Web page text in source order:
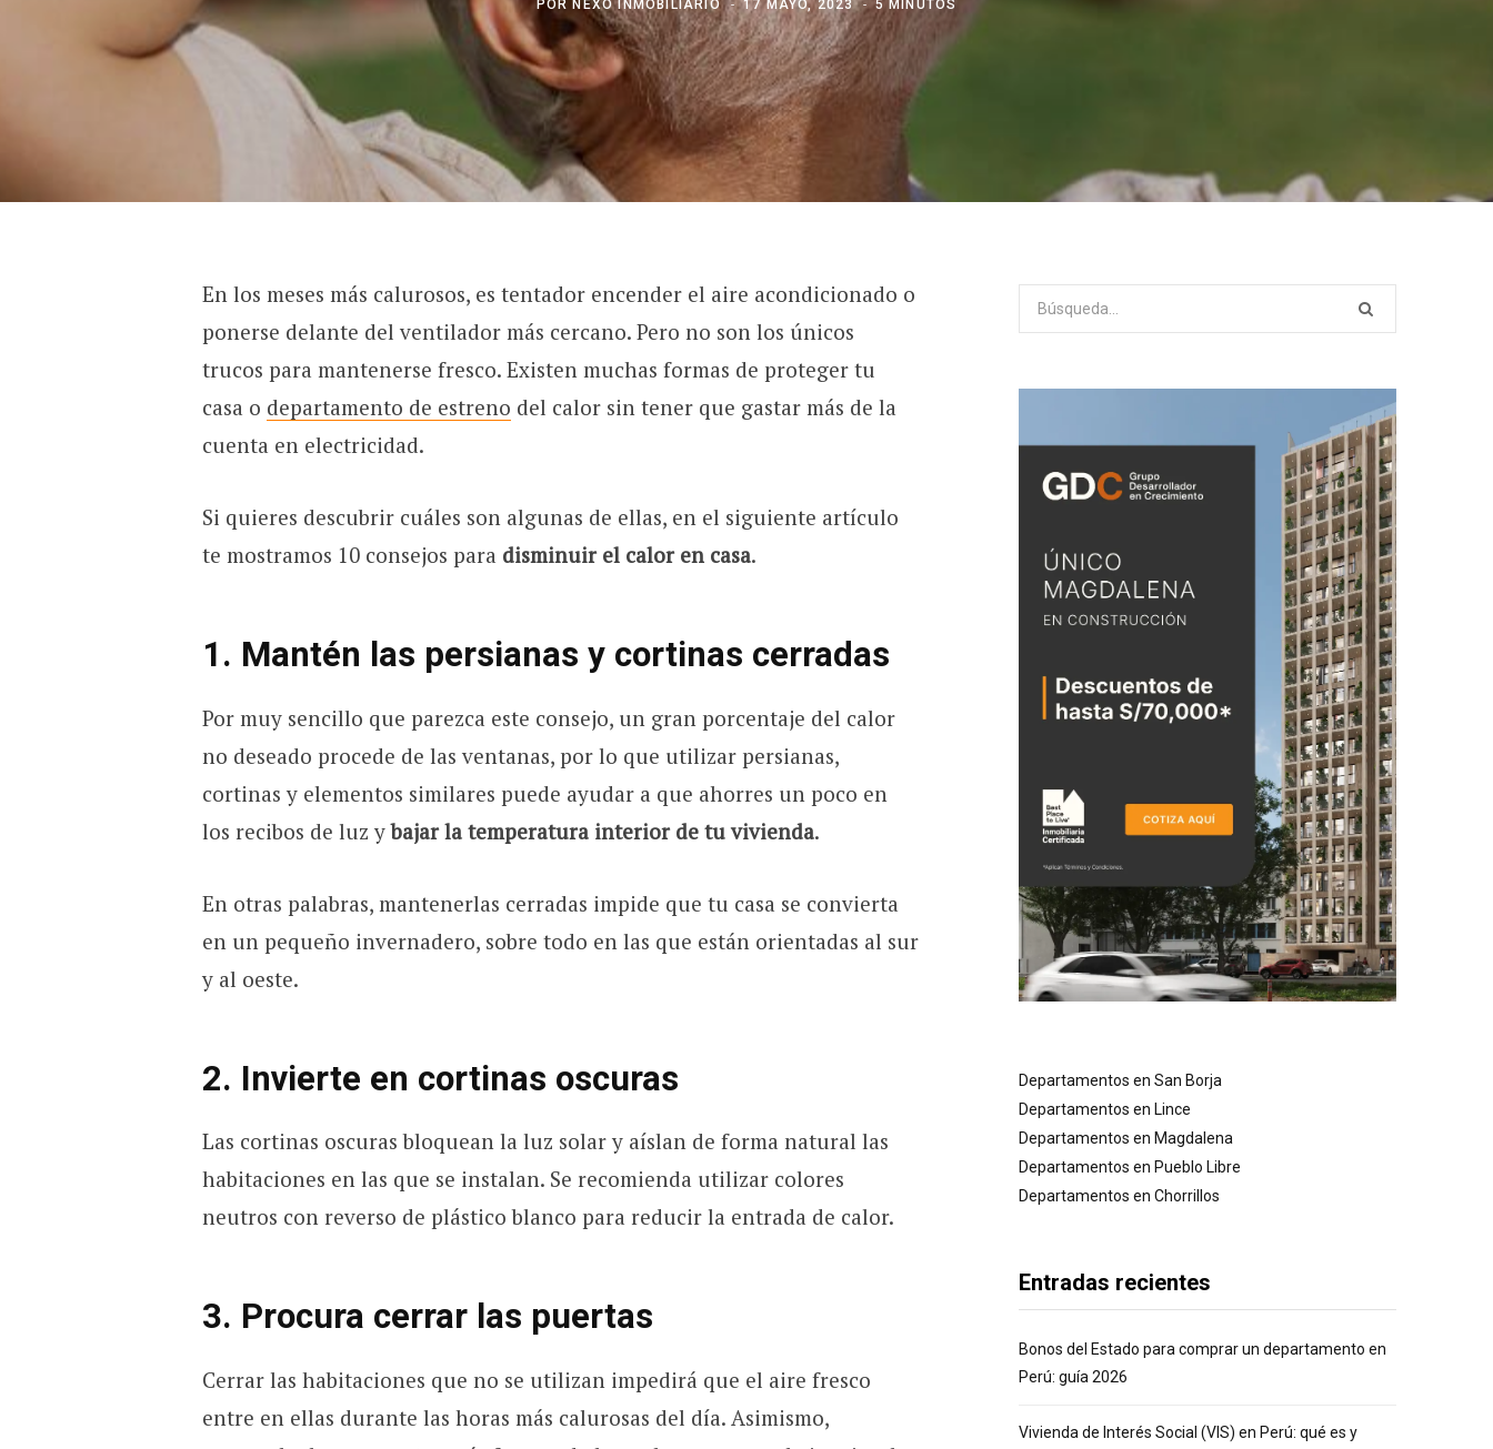
POR NEXO INMOBILIARIO 17 MAYO, 2023 5 MINUTOS
En los meses más calurosos, es tentador encender el aire acondicionado o
ponerse delante del ventilador más cercano. Pero no son los únicos
trucos para mantenerse fresco. Existen muchas formas de proteger tu
casa o departamento de estreno del calor sin tener que gastar más de la
cuenta en electricidad.
Si quieres descubrir cuáles son algunas de ellas, en el siguiente artículo
te mostramos 10 consejos para disminuir el calor en casa.
1. Mantén las persianas y cortinas cerradas
Por muy sencillo que parezca este consejo, un gran porcentaje del calor
no deseado procede de las ventanas, por lo que utilizar persianas,
cortinas y elementos similares puede ayudar a que ahorres un poco en
los recibos de luz ybajar la temperatura interior de tu vivienda.
En otras palabras, mantenerlas cerradas impide que tu casa se convierta
en un pequeño invernadero, sobre todo en las que están orientadas al sur
y al oeste.
2. Invierte en cortinas oscuras
Las cortinas oscuras bloquean la luz solar y aíslan de forma natural las
habitaciones en las que se instalan. Se recomienda utilizar colores
neutros con reverso de plástico blanco para reducir la entrada de calor.
3. Procura cerrar las puertas
Cerrar las habitaciones que no se utilizan impedirá que el aire fresco
entre en ellas durante las horas más calurosas del día. Asimismo,
Departamentos en San Borja
Departamentos en Lince
Departamentos en Magdalena
Departamentos en Pueblo Libre
Departamentos en Chorrillos
Entradas recientes
Bonos del Estado para comprar un departamento en
Perú: guía 2026
Vivienda de Interés Social (VIS) en Perú: qué es y